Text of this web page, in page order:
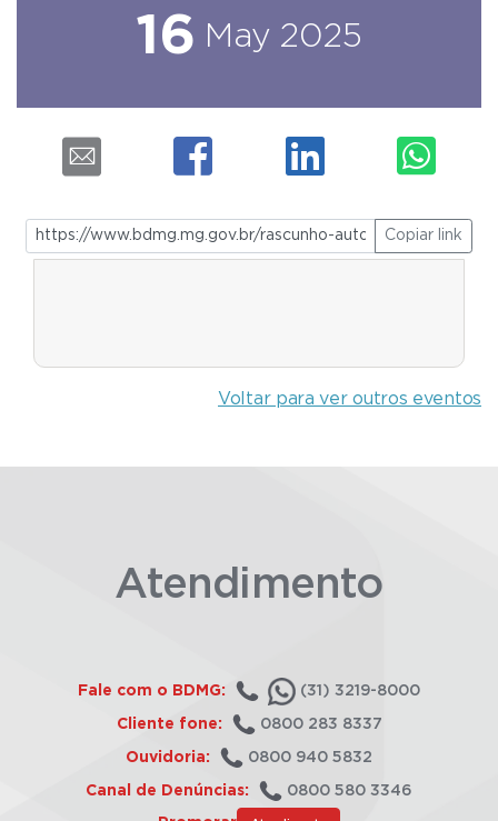
16 May 2025
Copiar link
Voltar para ver outros eventos
Atendimento
Fale com o BDMG: (31) 3219-8000
Cliente fone: 0800 283 8337
Ouvidoria: 0800 940 5832
Canal de Denúncias: 0800 580 3346